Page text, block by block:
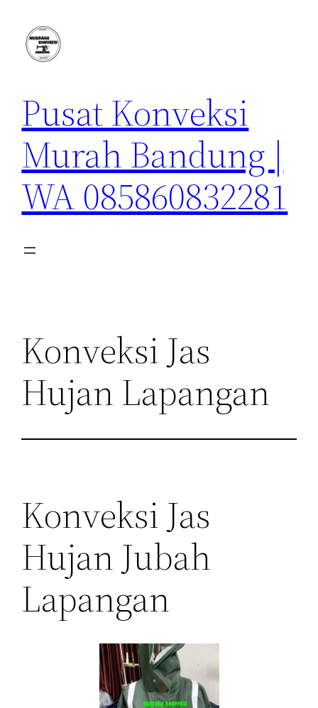
konten
Pusat Konveksi
Murah Bandung |
WA 085860832281
Konveksi Jas
Hujan Lapangan
Konveksi Jas
Hujan Jubah
Lapangan